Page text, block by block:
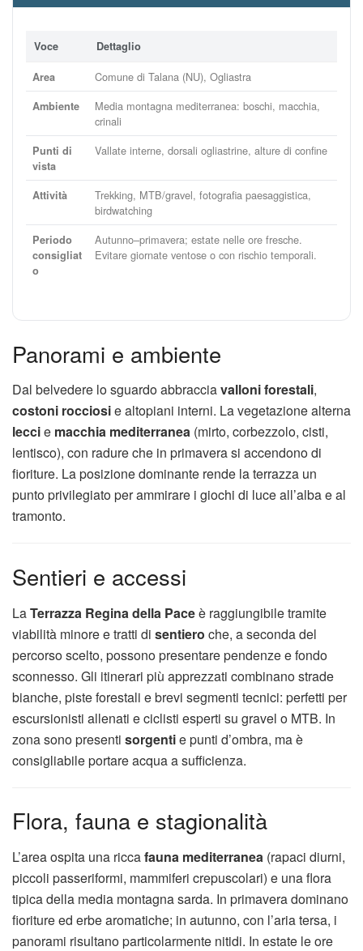
Voce Dettaglio
Area Comune di Talana (NU), Ogliastra
Ambiente
Media montagna mediterranea: boschi, macchia,
crinali
Punti di
vista
Vallate interne, dorsali ogliastrine, alture di confine
Attività
Trekking, MTB/gravel, fotografia paesaggistica,
birdwatching
Periodo
consigliat
o
Autunno–primavera; estate nelle ore fresche.
Evitare giornate ventose o con rischio temporali.
Panorami e ambiente
Dal belvedere lo sguardo abbracciavalloni forestali,
costoni rocciosie altopiani interni. La vegetazione alterna
leccie macchia mediterranea (mirto, corbezzolo, cisti,
lentisco), con radure che in primavera si accendono di
fioriture. La posizione dominante rende la terrazza un
punto privilegiato per ammirare i giochi di luce all’alba e al
tramonto.
Sentieri e accessi
LaTerrazza Regina della Paceè raggiungibile tramite
viabilità minore e tratti di sentiero che, a seconda del
percorso scelto, possono presentare pendenze e fondo
sconnesso. Gli itinerari più apprezzati combinano strade
bianche, piste forestali e brevi segmenti tecnici: perfetti per
escursionisti allenati e ciclisti esperti su gravel o MTB. In
zona sono presenti sorgentie punti d’ombra, ma è
consigliabile portare acqua a sufficienza.
Flora, fauna e stagionalità
L’area ospita una riccafauna mediterranea (rapaci diurni,
piccoli passeriformi, mammiferi crepuscolari) e una flora
tipica della media montagna sarda. In primavera dominano
fioriture ed erbe aromatiche; in autunno, con l’aria tersa, i
panorami risultano particolarmente nitidi. In estate le ore